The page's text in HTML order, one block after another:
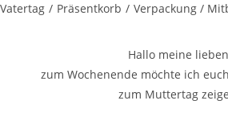
Vatertag / Präsentkorb / Verpackung /
Hallo meine
zum Wochenende möchte ich
zum Muttertag